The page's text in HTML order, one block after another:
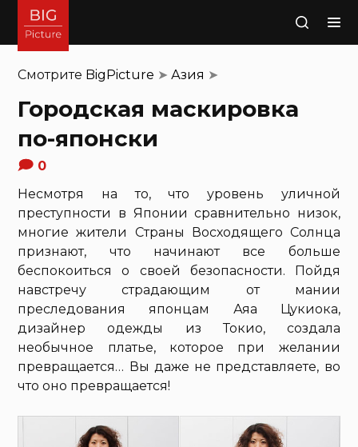
Поиск
Смотрите BigPicture ➤Азия ➤
Городская маскировка
по-японски
0
Несмотря на то, что уровень уличной
преступности в Японии сравнительно низок,
многие жители Страны Восходящего Солнца
признают, что начинают все больше
беспокоиться о своей безопасности. Пойдя
навстречу страдающим от мании
преследования японцам Аяа Цукиока,
дизайнер одежды из Токио, создала
необычное платье, которое при желании
превращается… Вы даже не представляете, во
что оно превращается!